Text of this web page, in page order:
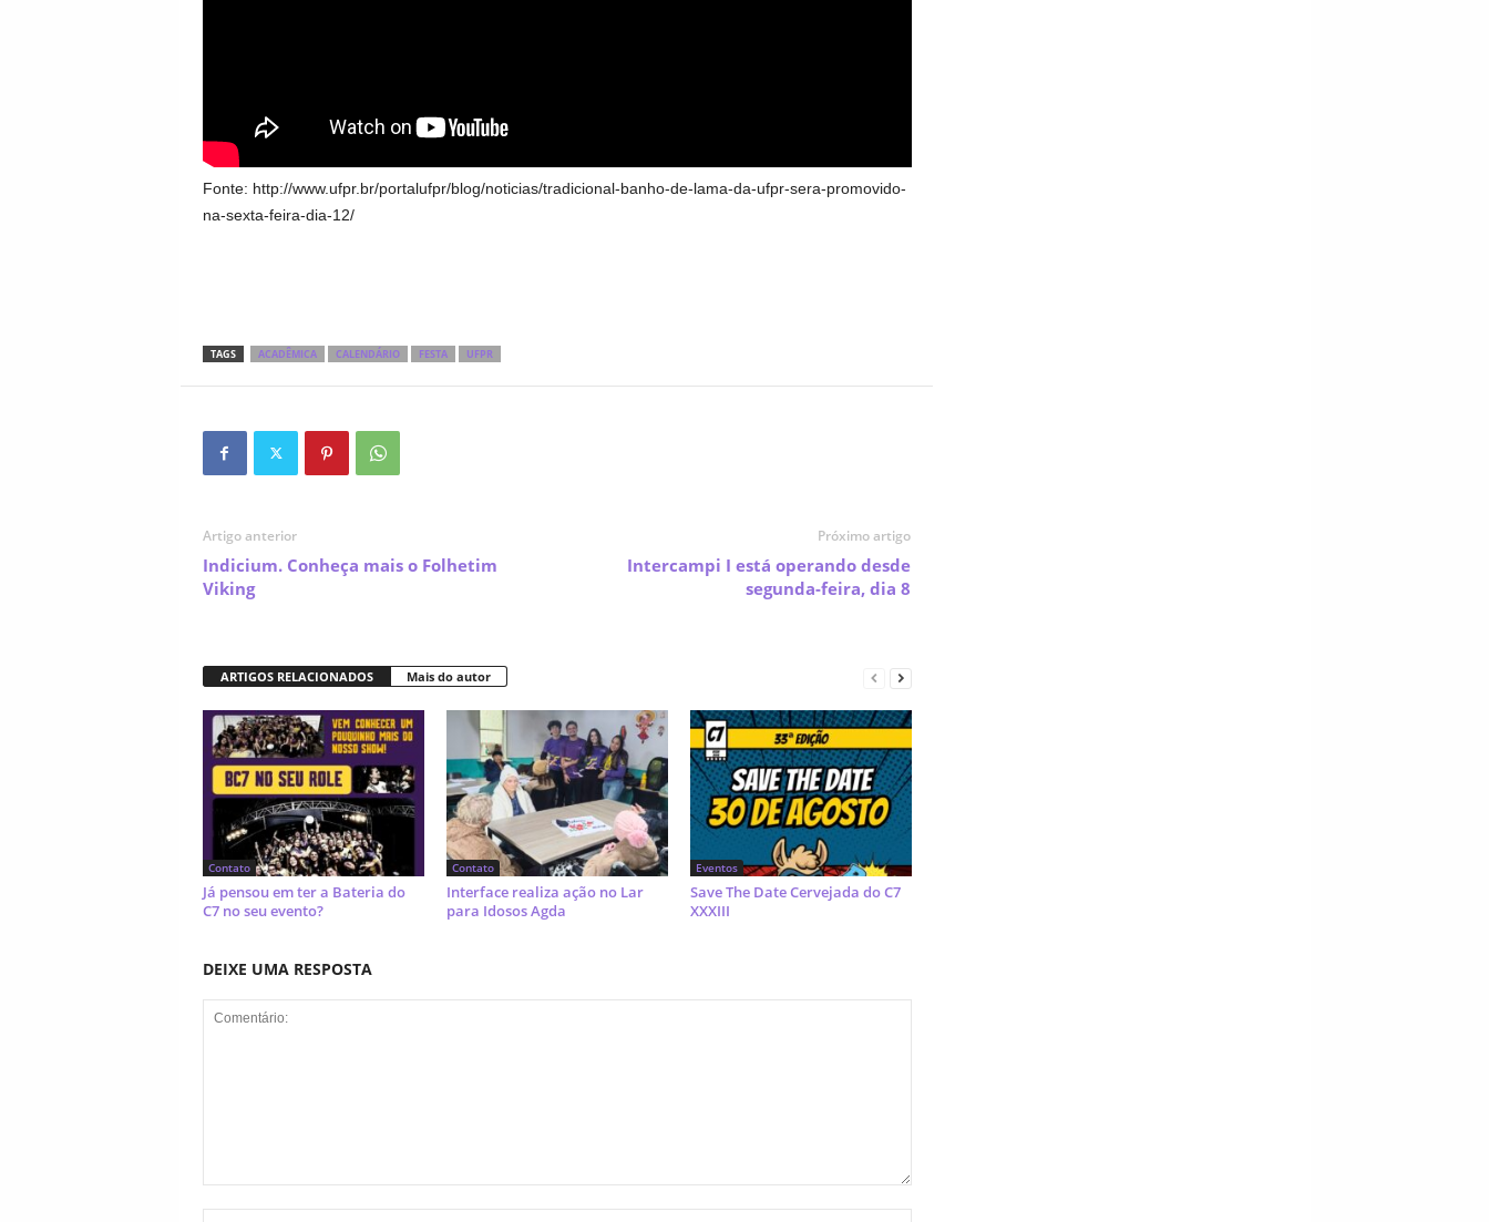
Fonte: http://www.ufpr.br/portalufpr/blog/noticias/tradicional-banho-de-lama-da-ufpr-sera-promovido-
na-sexta-feira-dia-12/
TAGS ACADÊMICA CALENDÁRIO FESTA UFPR
Artigo anterior
Indicium. Conheça mais o Folhetim
Viking
Próximo artigo
Intercampi I está operando desde
segunda-feira, dia 8
ARTIGOS RELACIONADOS Mais do autor
Contato
Já pensou em ter a Bateria do
C7 no seu evento?
Contato
Interface realiza ação no Lar
para Idosos Agda
Eventos
Save The Date Cervejada do C7
XXXIII
DEIXE UMA RESPOSTA